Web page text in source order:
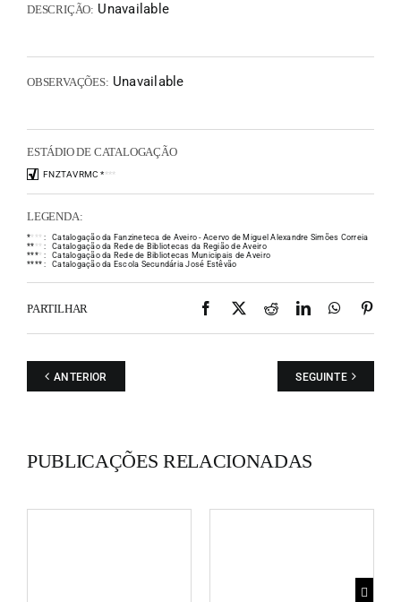
DESCRIÇÃO: Unavailable
OBSERVAÇÕES: Unavailable
ESTÁDIO DE CATALOGAÇÃO
FNZTAVRMC ****
LEGENDA:
** * * :
Catalogação da Fanzineteca de Aveiro - Acervo de Miguel Alexandre Simões Correia
** * * :
Catalogação da Rede de Bibliotecas da Região de Aveiro
**** :
Catalogação da Rede de Bibliotecas Municipais de Aveiro
**** : Catalogação da Escola Secundária José Estêvão
PARTILHAR Facebook
X RedditLinkedIn
ANTERIOR SEGUINTE
PUBLICAÇÕES RELACIONADAS